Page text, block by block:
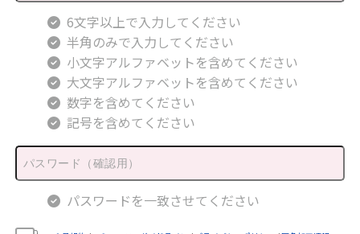
6文字以上で入力してください
半角のみで入力してください
小文字アルファベットを含めてください
大文字アルファベットを含めてください
数字を含めてください
記号を含めてください
パスワードを一致させてください